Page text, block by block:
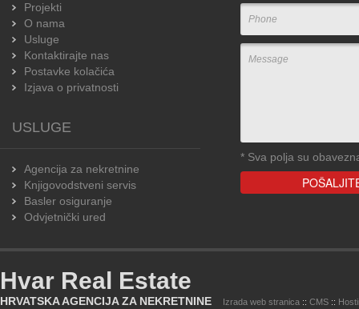
Projekti
O nama
Usluge
Kontaktirajte nas
Postavke kolačića
Izjava o privatnosti
USLUGE
Agencija za nekretnine
Knjigovodstveni servis
Basler osiguranje
Odvjetnički ured
* Sva polja su
Hvar Real Estate
HRVATSKA AGENCIJA ZA NEKRETNINE Izrada web stranica :: CMS ::